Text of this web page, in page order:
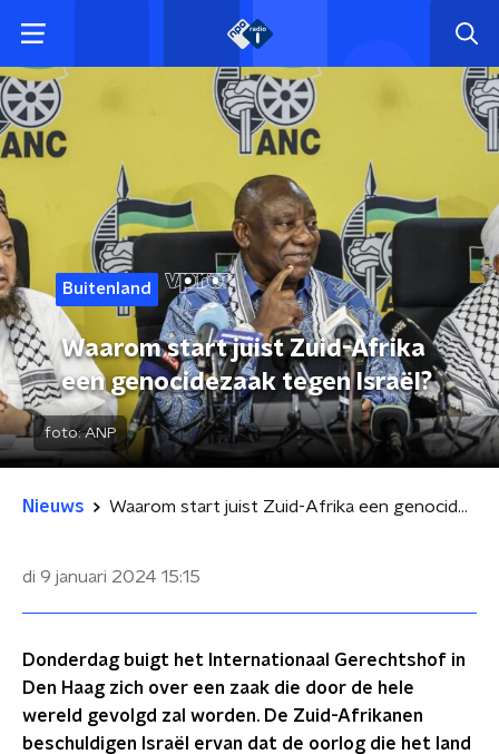
Buitenland
Waarom start juist Zuid-Afrika
een genocidezaak tegen Israël?
foto:ANP
Nieuws Waarom start juist Zuid-Afrika een genocidezaak tegen Israël?
di 9 januari 2024 15:15
Donderdag buigt het Internationaal Gerechtshof in
Den Haag zich over een zaak die door de hele
wereld gevolgd zal worden. De Zuid-Afrikanen
beschuldigen Israël ervan dat de oorlog die het land